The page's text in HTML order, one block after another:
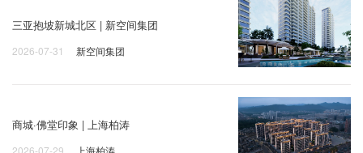
三亚抱坡新城北区 | 新空间集团
2026-07-31 新空间集团
商城·佛堂印象 | 上海柏涛
2026-07-29 上海柏涛